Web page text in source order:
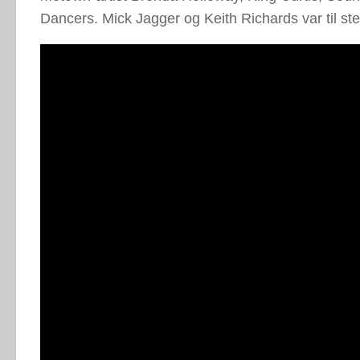
Dancers. Mick Jagger og Keith Richards var til